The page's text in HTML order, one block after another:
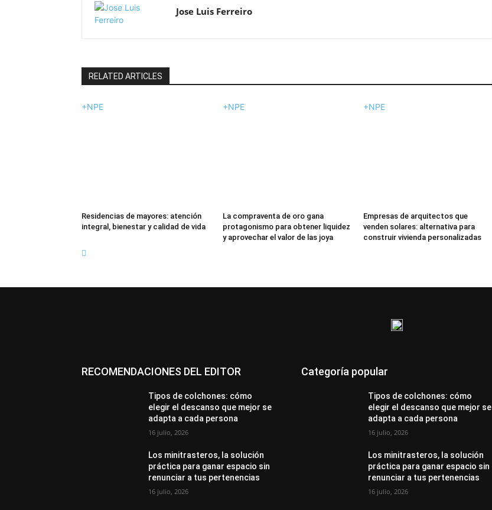
Jose Luis Ferreiro
RELATED ARTICLES
+NPE
Residencias de mayores: atención
integral, bienestar y calidad de vida
+NPE
La compraventa de oro gana
protagonismo para obtener liquidez
y aprovechar el valor de las joya
+NPE
Empresas de arquitectos que
venden solares: alternativa para
construir vivienda personalizadas
RECOMENDACIONES DEL EDITOR
Tipos de colchones: cómo
elegir el descanso que mejor se
adapta a cada persona
16 julio, 2026
Los minitrasteros, la solución
práctica para ganar espacio sin
renunciar a tus pertenencias
16 julio, 2026
Categoría popular
Tipos de colchones: cómo
elegir el descanso que mejor se
adapta a cada persona
16 julio, 2026
Los minitrasteros, la solución
práctica para ganar espacio sin
renunciar a tus pertenencias
16 julio, 2026